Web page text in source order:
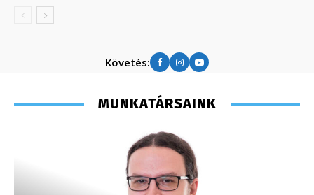
Követés:
MUNKATÁRSAINK